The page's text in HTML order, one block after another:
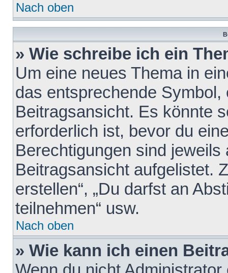
Nach oben
» Wie schreibe ich ein
Um eine neues Thema in
das entsprechende
Beitragsansicht. Es könnte
erforderlich ist, bevor du
Berechtigungen sind
Beitragsansicht aufgelistet.
erstellen“, „Du darfst an
teilnehmen“ usw.
Nach oben
» Wie kann ich einen